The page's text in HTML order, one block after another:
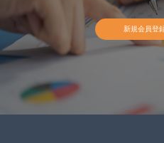
新規会員登